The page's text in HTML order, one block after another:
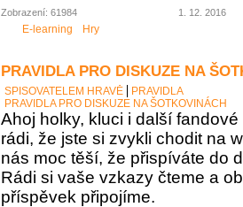
Zobrazení: 61984 1. 12. 2016
E-learning Hry
PRAVIDLA PRO DISKUZE NA
SPISOVATELEM HRAVĚ
PRAVIDLA
PRAVIDLA PRO DISKUZE NA ŠOTKOVINÁCH
Ahoj holky, kluci i další
rádi, že jste si zvykli chodit na
nás moc těší, že přispíváte do
Rádi si vaše vzkazy čteme a
příspěvek připojíme.